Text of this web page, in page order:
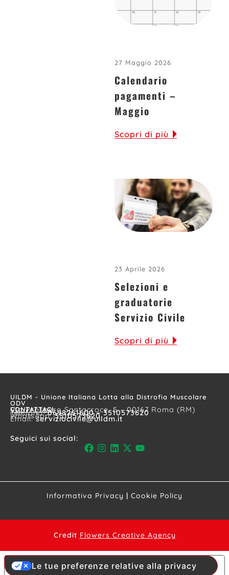
27 Maggio 2026
Calendario
pagamenti –
Maggio
Scopri di più
23 Aprile 2026
Selezioni e
graduatorie
Servizio Civile
Scopri di più
UILDM - Unione Italiana Lotta alla Distrofia Muscolare
ODV
CONTATTACI
Via Prospero Santacroce, 5 – 00167 Roma (RM)
Telefono:0698261600 – 3510573620
WhatsApp:3510573620
Email:serviziocivile@uildm.it
Seguici sui social:
Informativa Privacy Cookie Policy
Credit Flowers Creative Agency
Le tue preferenze relative alla privacy